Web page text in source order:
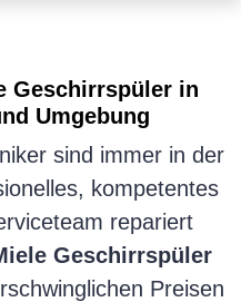
Geschirrspüler in
Umgebung
sind immer in der
kompetentes
repariert
Geschirrspüler
Preisen